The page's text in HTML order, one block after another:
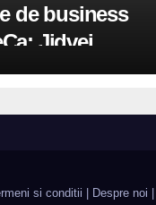
de business
Jidvei
terasele în
si conditii Despre noi